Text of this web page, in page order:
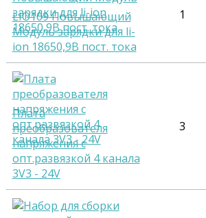
LIO109 Повышающий
Модуль зарядки для li-
ion 18650,9В пост. тока
1
Плата
преобразователя
напряжения с
опт.развязкой 4 канала
3V3 - 24V
3